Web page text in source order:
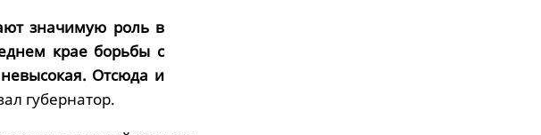
значимую роль в
крае борьбы с
Отсюда и
губернатор.